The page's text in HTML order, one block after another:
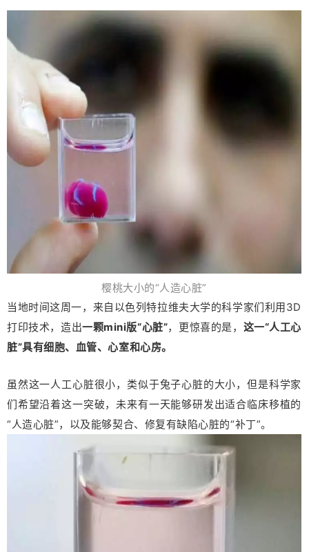
樱桃大小的“人造心脏”
当地时间这周一，来自以色列特拉维夫大学的科学家们利用3D
打印技术，造出一颗mini版“心脏”，更惊喜的是， 这一“人工心
脏”具有细胞、血管、心室和心房。
虽然这一人工心脏很小，类似于兔子心脏的大小，但是科学家
们希望沿着这一突破，未来有一天能够研发出适合临床移植的
“人造心脏”，以及能够契合、修复有缺陷心脏的“补丁”。